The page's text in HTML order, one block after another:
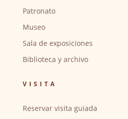
Patronato
Museo
Sala de exposiciones
Biblioteca y archivo
VISITA
Reservar visita guiada